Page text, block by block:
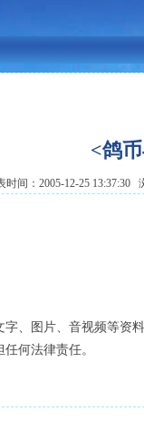
<鸽
时间：2005-12-25
、图片、音视频等资
何法律责任。